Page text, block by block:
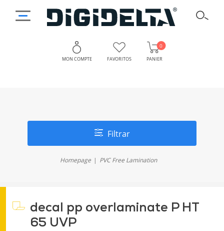
MON COMPTE FAVORITOS PANIER
0
Filtrar
Homepage PVC Free Lamination
decal pp overlaminate P HT
65 UVP